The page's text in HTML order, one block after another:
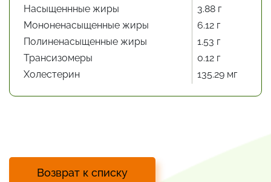
Насыщеннные жиры
3.88 г
Мононенасыщенные жиры
6.12 г
Полиненасыщенные жиры
1.53 г
Трансизомеры
0.12 г
Холестерин
135.29 мг
Возврат к списку